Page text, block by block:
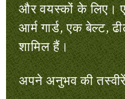
और वयस्कों के लिए।
आर्म गार्ड, एक बेल्ट,
शामिल हैं।
अपने अनुभव की